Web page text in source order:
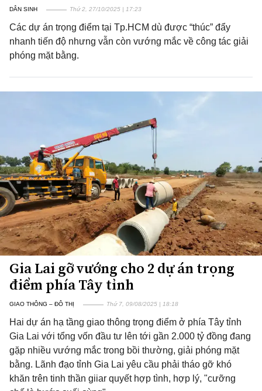
DÂN SINH Thứ 2, 27/10/2025 | 17:23
Các dự án trọng điểm tại Tp.HCM dù được “thúc” đẩy
nhanh tiến độ nhưng vẫn còn vướng mắc về công tác giải
phóng mặt bằng.
Gia Lai gỡ vướng cho 2 dự án trọng
điểm phía Tây tỉnh
GIAO THÔNG – ĐÔ THỊ Thứ 7, 09/08/2025 | 18:18
Hai dự án hạ tầng giao thông trọng điểm ở phía Tây tỉnh
Gia Lai với tổng vốn đầu tư lên tới gần 2.000 tỷ đồng đang
gặp nhiều vướng mắc trong bồi thường, giải phóng mặt
bằng. Lãnh đạo tỉnh Gia Lai yêu cầu phải tháo gỡ khó
khăn trên tinh thần giiar quyết hợp tình, hợp lý, "cưỡng